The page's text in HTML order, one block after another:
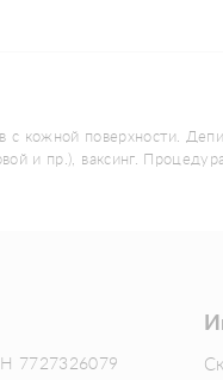
кожной поверхности.
и пр.), ваксинг.
7727326079